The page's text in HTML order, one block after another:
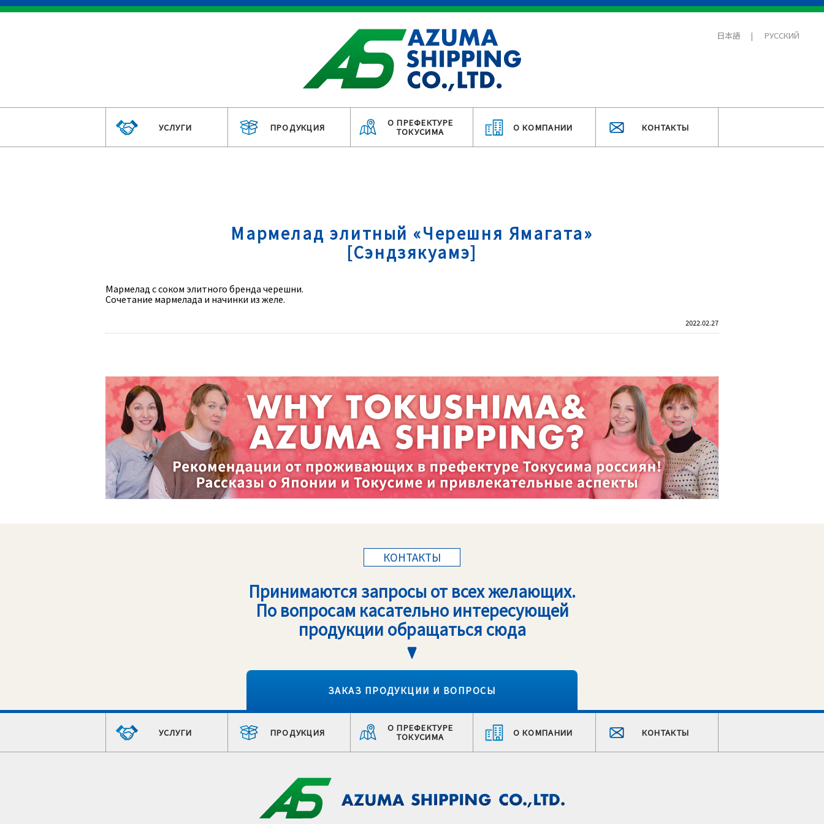
日本語 РУССКИЙ
УСЛУГИ ПРОДУКЦИЯ О ПРЕФЕКТУРЕ
ТОКУСИМА О КОМПАНИИ КОНТАКТЫ
Мармелад элитный «Черешня Ямагата»
[Сэндзякуамэ]
Мармелад с соком элитного бренда черешни.
Сочетание мармелада и начинки из желе.
2022.02.27
КОНТАКТЫ
Принимаются запросы от всех желающих.
По вопросам касательно интересующей
продукции обращаться сюда
ЗАКАЗ ПРОДУКЦИИ И ВОПРОСЫ
УСЛУГИ ПРОДУКЦИЯ О ПРЕФЕКТУРЕ
ТОКУСИМА О КОМПАНИИ КОНТАКТЫ